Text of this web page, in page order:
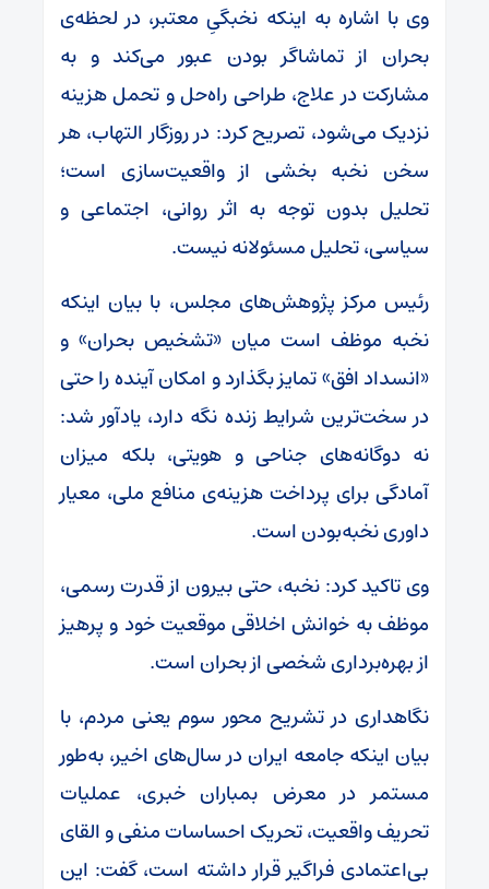
وی با اشاره به اینکه نخبگیِ معتبر، در لحظه‌ی
بحران از تماشاگر بودن عبور می‌کند و به
مشارکت در علاج، طراحی راه‌حل و تحمل هزینه
نزدیک می‌شود، تصریح کرد:‌ در روزگار التهاب، هر
سخن نخبه بخشی از واقعیت‌سازی است؛
تحلیل بدون توجه به اثر روانی، اجتماعی و
سیاسی، تحلیل مسئولانه نیست.
رئیس مرکز پژوهش‌های مجلس، با بیان اینکه
نخبه موظف است میان «تشخیص بحران» و
«انسداد افق» تمایز بگذارد و امکان آینده را حتی
در سخت‌ترین شرایط زنده نگه دارد، یادآور شد:
نه دوگانه‌های جناحی و هویتی، بلکه میزان
آمادگی برای پرداخت هزینه‌ی منافع ملی، معیار
داوری نخبه‌بودن است.
وی تاکید کرد: نخبه، حتی بیرون از قدرت رسمی،
موظف به خوانش اخلاقی موقعیت خود و پرهیز
از بهره‌برداری شخصی از بحران است.
نگاهداری در تشریح محور سوم یعنی مردم، با
بیان اینکه جامعه ایران در سال‌های اخیر، به‌طور
مستمر در معرض بمباران خبری، عملیات
تحریف واقعیت، تحریک احساسات منفی و القای
بی‌اعتمادی فراگیر قرار داشته است، گفت: این